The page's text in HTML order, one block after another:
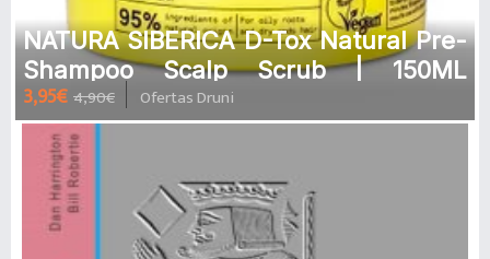
NATURA SIBERICA D-Tox Natural Pre-
Shampoo Scalp Scrub | 150ML
Exfoliante prechampú limpieza
profund
3,95€ 4,90€ Ofertas Druni